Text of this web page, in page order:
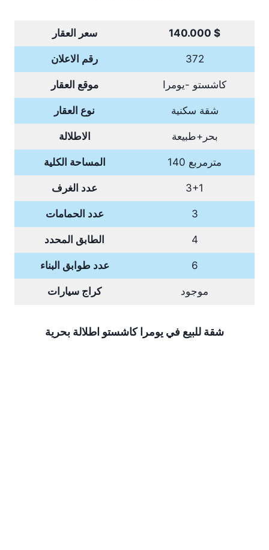
سعر العقار 140.000 $
رقم الاعلان 372
موقع العقار كاشستو -يومرا
نوع العقار شقة سكنية
الاطلالة بحر+طبيعة
المساحة الكلية 140 مترمربع
عدد الغرف 3+1
عدد الحمامات 3
الطابق المحدد 4
عدد طوابق البناء 6
كراج سيارات موجود
شقة للبيع في يومرا كاشستو اطلالة بحرية